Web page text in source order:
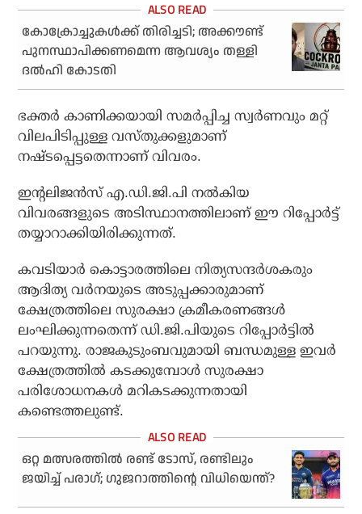
കോക്രോച്ചുകള്‍ക്ക് തിരിച്ചടി; അക്കൗണ്ട്
പുനസ്ഥാപിക്കണമെന്ന ആവശ്യം തള്ളി
ദല്‍ഹി കോടതി
ഭക്തര്‍ കാണിക്കയായി സമര്‍പ്പിച്ച സ്വര്‍ണവും മറ്റ്
വിലപിടിപ്പുള്ള വസ്തുക്കളുമാണ്
നഷ്ടപ്പെട്ടതെന്നാണ് വിവരം.
ഇന്റലിജന്‍സ് എ.ഡി.ജി.പി നല്‍കിയ
വിവരങ്ങളുടെ അടിസ്ഥാനത്തിലാണ് ഈ റിപ്പോര്‍ട്ട്
തയ്യാറാക്കിയിരിക്കുന്നത്.
കവടിയാര്‍ കൊട്ടാരത്തിലെ നിത്യസന്ദര്‍ശകരും
ആദിത്യ വര്‍നയുടെ അടുപ്പക്കാരുമാണ്
ക്ഷേത്രത്തിലെ സുരക്ഷാ ക്രമീകരണങ്ങള്‍
ലംഘിക്കുന്നതെന്ന് ഡി.ജി.പിയുടെ റിപ്പോര്‍ട്ടില്‍
പറയുന്നു. രാജകുടുംബവുമായി ബന്ധമുള്ള ഇവര്‍
ക്ഷേത്രത്തില്‍ കടക്കുമ്പോള്‍ സുരക്ഷാ
പരിശോധനകള്‍ മറികടക്കുന്നതായി
കണ്ടെത്തലുണ്ട്.
ഒറ്റ മത്സരത്തിൽ രണ്ട് ടോസ്, രണ്ടിലും
ജയിച്ച് പരാഗ്; ഗുജറാത്തിന്റെ വിധിയെന്ത്?